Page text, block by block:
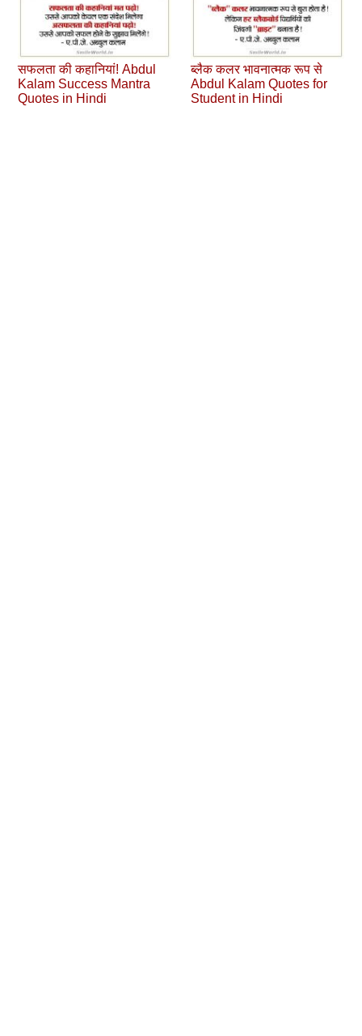
सफलता की कहानियां! Abdul
Kalam Success Mantra
Quotes in Hindi
ब्‍लैक कलर भावनात्‍मक रूप से
Abdul Kalam Quotes for
Student in Hindi